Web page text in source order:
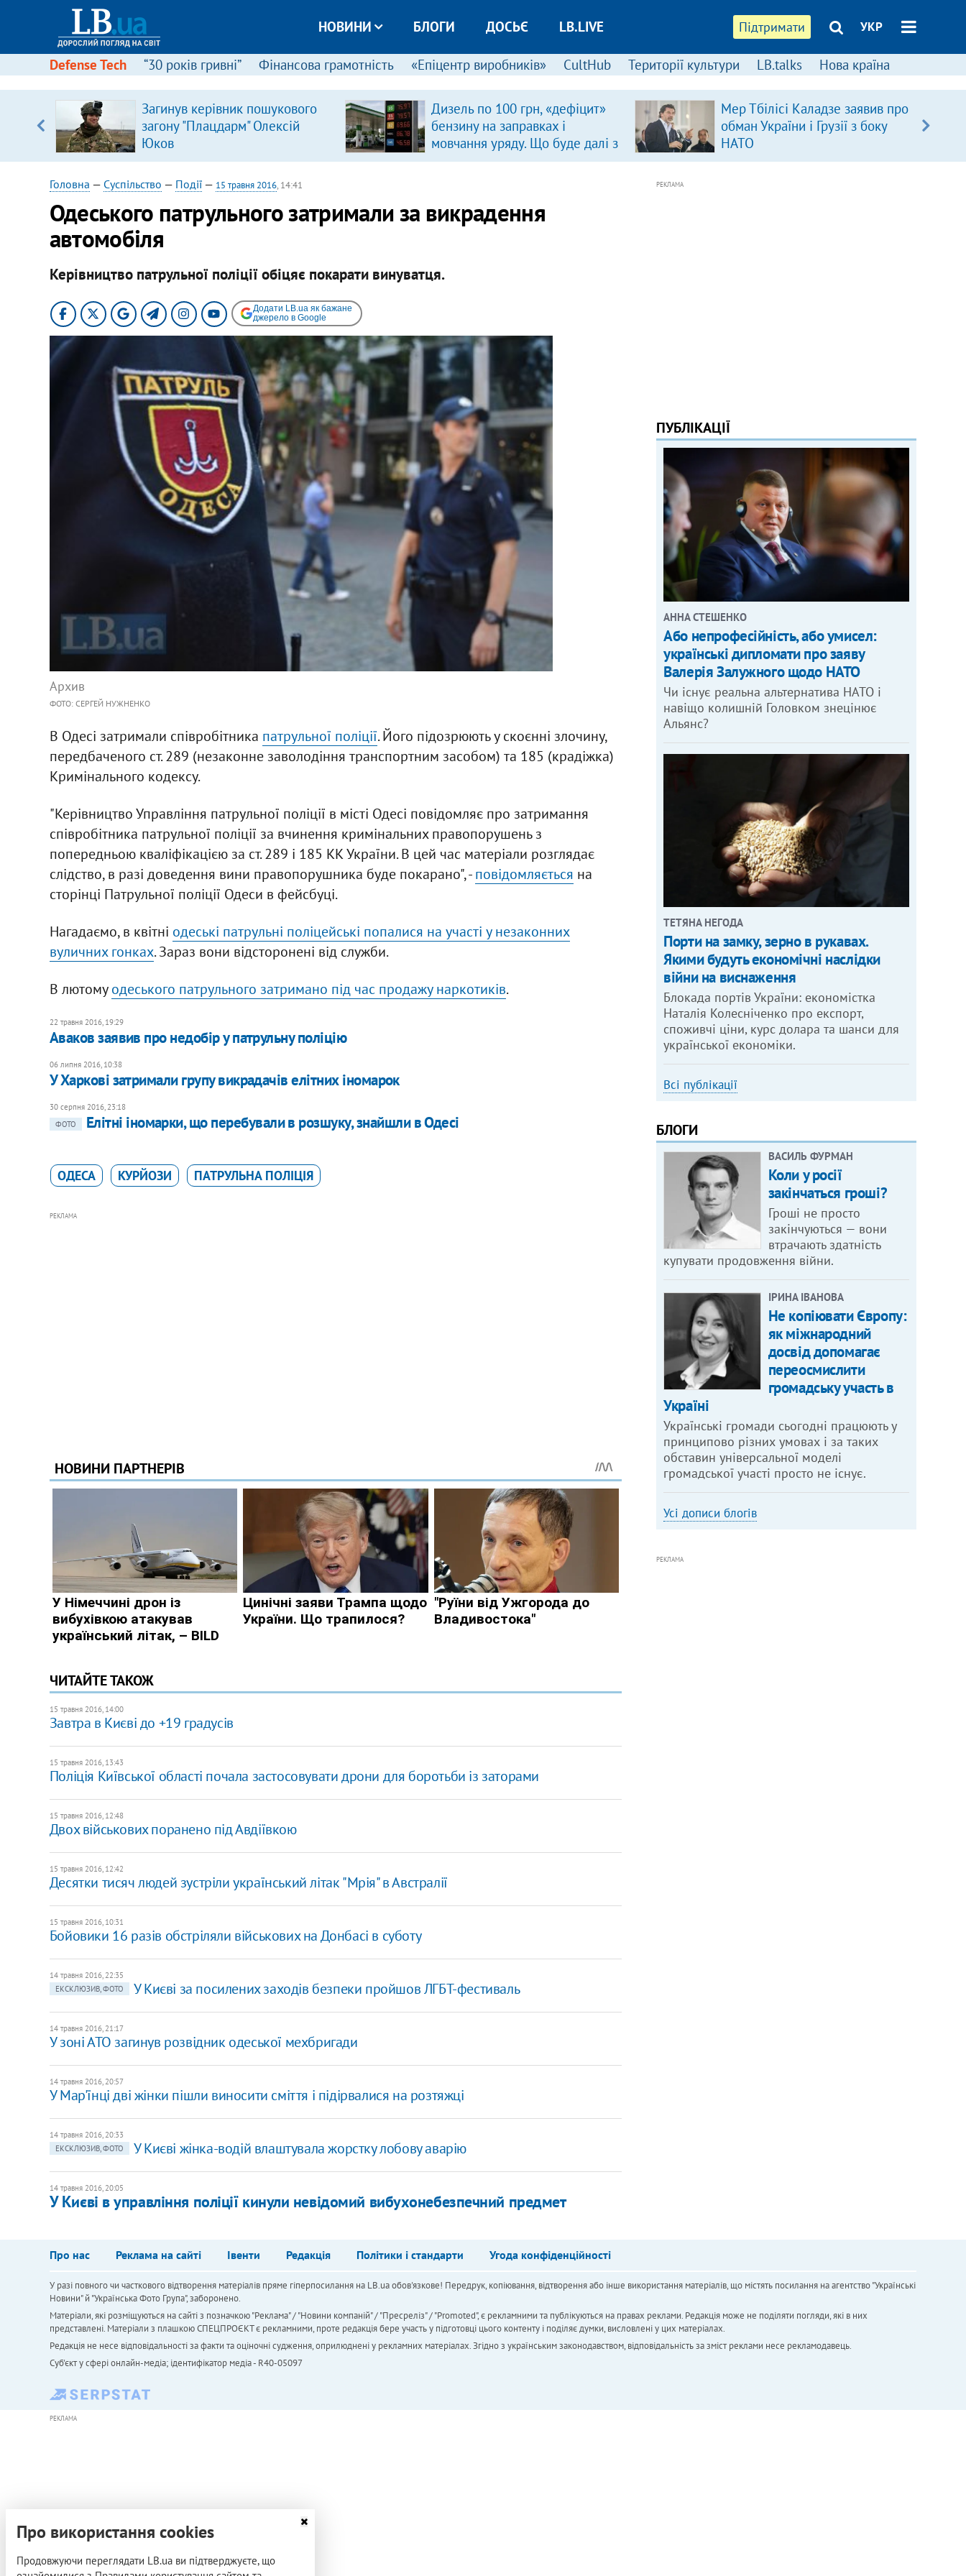
Підтримати УКР
НОВИНИ БЛОГИ ДОСЬЄ LB.LIVE
Defense Tech “30 років гривні” Фінансова грамотність «Епіцентр виробників» CultHub Території культури LB.talks Нова країна
Загинув керівник пошукового
загону "Плацдарм" Олексій
Юков
Дизель по 100 грн, «дефіцит»
бензину на заправках і
мовчання уряду. Що буде далі з
цінами на пальне?
Мер Тбілісі Каладзе заявив про
обман України і Грузії з боку
НАТО
Головна — Суспільство — Події— 15 травня 2016, 14:41
Одеського патрульного затримали за викрадення
автомобіля
Керівництво патрульної поліції обіцяє покарати винуватця.
Додати LB.ua як бажане
джерело в Google
Архив
ФОТО: СЕРГЕЙ НУЖНЕНКО
В Одесі затримали співробітника патрульної поліції. Його підозрюють у скоєнні злочину,
передбаченого ст. 289 (незаконне заволодіння транспортним засобом) та 185 (крадіжка)
Кримінального кодексу.
"Керівництво Управління патрульної поліції в місті Одесі повідомляє про затримання
співробітника патрульної поліції за вчинення кримінальних правопорушень з
попередньою кваліфікацією за ст. 289 і 185 КК України. В цей час матеріали розглядає
слідство, в разі доведення вини правопорушника буде покарано", -повідомляється на
сторінці Патрульної поліції Одеси в фейсбуці.
Нагадаємо, в квітні одеські патрульні поліцейські попалися на участі у незаконних
вуличних гонках. Зараз вони відсторонені від служби.
В лютомуодеського патрульного затримано під час продажу наркотиків.
22 травня 2016, 19:29
Аваков заявив про недобір у патрульну поліцію
06 липня 2016, 10:38
У Харкові затримали групу викрадачів елітних іномарок
30 серпня 2016, 23:18
ФОТО
Елітні іномарки, що перебували в розшуку, знайшли в Одесі
ОДЕСА КУРЙОЗИ ПАТРУЛЬНА ПОЛІЦІЯ
РЕКЛАМА
ЧИТАЙТЕ ТАКОЖ
15 травня 2016, 14:00
Завтра в Києві до +19 градусів
15 травня 2016, 13:43
Поліція Київської області почала застосовувати дрони для боротьби із заторами
15 травня 2016, 12:48
Двох військових поранено під Авдіївкою
15 травня 2016, 12:42
Десятки тисяч людей зустріли український літак "Мрія" в Австралії
15 травня 2016, 10:31
Бойовики 16 разів обстріляли військових на Донбасі в суботу
14 травня 2016, 22:35
ЕКСКЛЮЗИВ, ФОТО
У Києві за посилених заходів безпеки пройшов ЛГБТ-фестиваль
14 травня 2016, 21:17
У зоні АТО загинув розвідник одеської мехбригади
14 травня 2016, 20:57
У Мар'їнці дві жінки пішли виносити сміття і підірвалися на розтяжці
14 травня 2016, 20:33
ЕКСКЛЮЗИВ, ФОТО
У Києві жінка-водій влаштувала жорстку лобову аварію
14 травня 2016, 20:05
У Києві в управління поліції кинули невідомий вибухонебезпечний предмет
РЕКЛАМА
ПУБЛІКАЦІЇ
АННА СТЕШЕНКО
Або непрофесійність, або умисел:
українські дипломати про заяву
Валерія Залужного щодо НАТО
Чи існує реальна альтернатива НАТО і
навіщо колишній Головком знецінює
Альянс?
ТЕТЯНА НЕГОДА
Порти на замку, зерно в рукавах.
Якими будуть економічні наслідки
війни на виснаження
Блокада портів України: економістка
Наталія Колесніченко про експорт,
споживчі ціни, курс долара та шанси для
української економіки.
Всі публікації
БЛОГИ
ВАСИЛЬ ФУРМАН
Коли у росії
закінчаться гроші?
Гроші не просто
закінчуються — вони
втрачають здатність
купувати продовження війни.
ІРИНА ІВАНОВА
Не копіювати Європу:
як міжнародний
досвід допомагає
переосмислити
громадську участь в
Україні
Українські громади сьогодні працюють у
принципово різних умовах і за таких
обставин універсальної моделі
громадської участі просто не існує.
Усі дописи блогів
РЕКЛАМА
Про нас Реклама на сайті Івенти Редакція Політики і стандарти Угода конфіденційності
У разі повного чи часткового відтворення матеріалів пряме гіперпосилання на LB.ua обов'язкове! Передрук, копіювання, відтворення або інше використання матеріалів, що містять посилання на агентство "Українськi
Новини" й "Українська Фото Група", заборонено.
Матеріали, які розміщуються на сайті з позначкою "Реклама" / "Новини компаній" / "Пресреліз" / "Promoted", є рекламними та публікуються на правах реклами. Редакція може не поділяти погляди, які в них
представлені. Матеріали з плашкою СПЕЦПРОЄКТ є рекламними, проте редакція бере участь у підготовці цього контенту і поділяє думки, висловлені у цих матеріалах.
Редакція не несе відповідальності за факти та оціночні судження, оприлюднені у рекламних матеріалах. Згідно з українським законодавством, відповідальність за зміст реклами несе рекламодавець.
Cуб'єкт у сфері онлайн-медіа; ідентифікатор медіа - R40-05097
РЕКЛАМА
Про використання cookies
Продовжуючи переглядати LB.ua ви підтверджуєте, що